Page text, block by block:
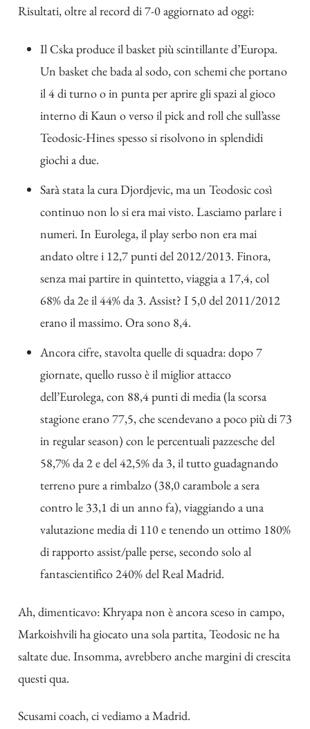
Risultati, oltre al record di 7-0 aggiornato ad oggi:
Il Cska produce il basket più scintillante d’Europa.
Un basket che bada al sodo, con schemi che portano
il 4 di turno o in punta per aprire gli spazi al gioco
interno di Kaun o verso il pick and roll che sull’asse
Teodosic-Hines spesso si risolvono in splendidi
giochi a due.
Sarà stata la cura Djordjevic, ma un Teodosic così
continuo non lo si era mai visto. Lasciamo parlare i
numeri. In Eurolega, il play serbo non era mai
andato oltre i 12,7 punti del 2012/2013. Finora,
senza mai partire in quintetto, viaggia a 17,4, col
68% da 2e il 44% da 3. Assist? I 5,0 del 2011/2012
erano il massimo. Ora sono 8,4.
Ancora cifre, stavolta quelle di squadra: dopo 7
giornate, quello russo è il miglior attacco
dell’Eurolega, con 88,4 punti di media (la scorsa
stagione erano 77,5, che scendevano a poco più di 73
in regular season) con le percentuali pazzesche del
58,7% da 2 e del 42,5% da 3, il tutto guadagnando
terreno pure a rimbalzo (38,0 carambole a sera
contro le 33,1 di un anno fa), viaggiando a una
valutazione media di 110 e tenendo un ottimo 180%
di rapporto assist/palle perse, secondo solo al
fantascientifico 240% del Real Madrid.
Ah, dimenticavo: Khryapa non è ancora sceso in campo,
Markoishvili ha giocato una sola partita, Teodosic ne ha
saltate due. Insomma, avrebbero anche margini di crescita
questi qua.
Scusami coach, ci vediamo a Madrid.